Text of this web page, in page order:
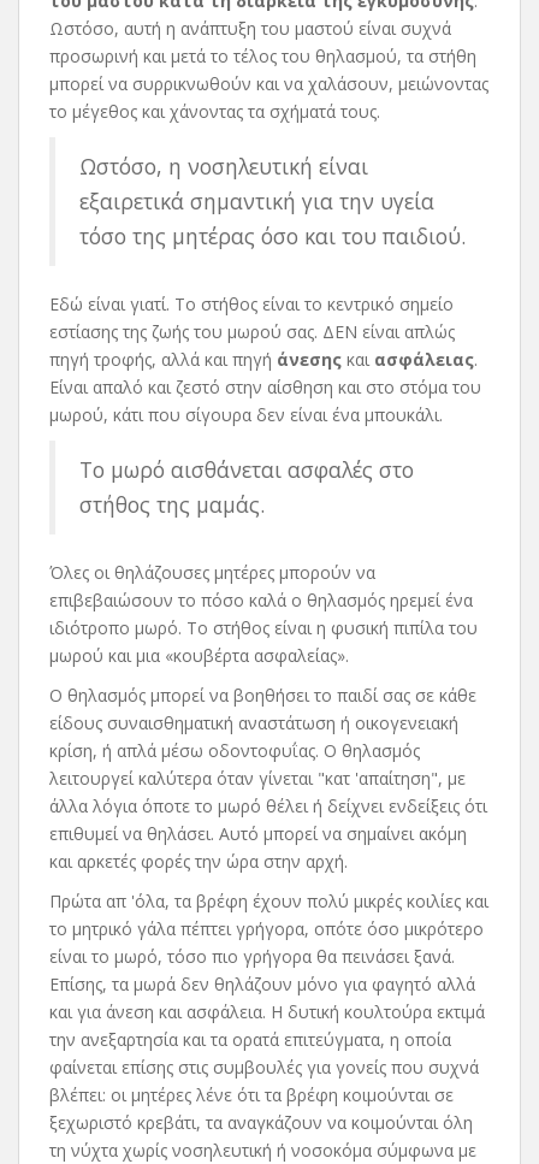
Ωστόσο, αυτή η ανάπτυξη του μαστού είναι συχνά
προσωρινή και μετά το τέλος του θηλασμού, τα στήθη
μπορεί να συρρικνωθούν και να χαλάσουν, μειώνοντας
το μέγεθος και χάνοντας τα σχήματά τους.
Ωστόσο, η νοσηλευτική είναι
εξαιρετικά σημαντική για την υγεία
τόσο της μητέρας όσο και του παιδιού.
Εδώ είναι γιατί. Το στήθος είναι το κεντρικό σημείο
εστίασης της ζωής του μωρού σας. ΔΕΝ είναι απλώς
πηγή τροφής, αλλά και πηγή άνεσης και ασφάλειας.
Είναι απαλό και ζεστό στην αίσθηση και στο στόμα του
μωρού, κάτι που σίγουρα δεν είναι ένα μπουκάλι.
Το μωρό αισθάνεται ασφαλές στο
στήθος της μαμάς.
Όλες οι θηλάζουσες μητέρες μπορούν να
επιβεβαιώσουν το πόσο καλά ο θηλασμός ηρεμεί ένα
ιδιότροπο μωρό. Το στήθος είναι η φυσική πιπίλα του
μωρού και μια «κουβέρτα ασφαλείας».
Ο θηλασμός μπορεί να βοηθήσει το παιδί σας σε κάθε
είδους συναισθηματική αναστάτωση ή οικογενειακή
κρίση, ή απλά μέσω οδοντοφυΐας. Ο θηλασμός
λειτουργεί καλύτερα όταν γίνεται "κατ 'απαίτηση", με
άλλα λόγια όποτε το μωρό θέλει ή δείχνει ενδείξεις ότι
επιθυμεί να θηλάσει. Αυτό μπορεί να σημαίνει ακόμη
και αρκετές φορές την ώρα στην αρχή.
Πρώτα απ 'όλα, τα βρέφη έχουν πολύ μικρές κοιλίες και
το μητρικό γάλα πέπτει γρήγορα, οπότε όσο μικρότερο
είναι το μωρό, τόσο πιο γρήγορα θα πεινάσει ξανά.
Επίσης, τα μωρά δεν θηλάζουν μόνο για φαγητό αλλά
και για άνεση και ασφάλεια. Η δυτική κουλτούρα εκτιμά
την ανεξαρτησία και τα ορατά επιτεύγματα, η οποία
φαίνεται επίσης στις συμβουλές για γονείς που συχνά
βλέπει: οι μητέρες λένε ότι τα βρέφη κοιμούνται σε
ξεχωριστό κρεβάτι, τα αναγκάζουν να κοιμούνται όλη
τη νύχτα χωρίς νοσηλευτική ή νοσοκόμα σύμφωνα με